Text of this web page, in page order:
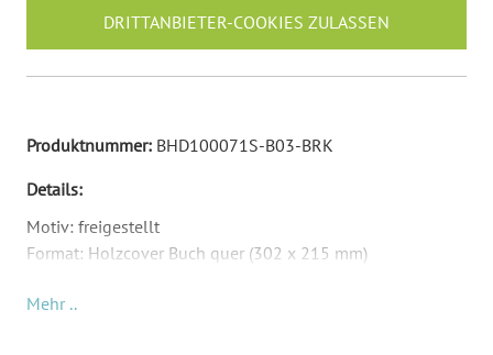
DRITTANBIETER-COOKIES ZULASSEN
Produktnummer: BHD100071S-B03-BRK
Details:
Motiv: freigestellt
Format: Holzcover Buch quer (302 x 215 mm)
Inkl. Druck Ihrer Inhalte
Mehr ..